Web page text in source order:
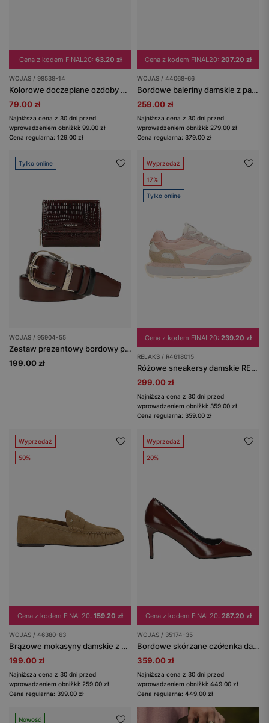
Cena z kodem FINAL20: 63.20 zł
WOJAS / 98538-14
Kolorowe doczepiane ozdoby w formie kryształków
79.00 zł
Najniższa cena z 30 dni przed
wprowadzeniem obniżki: 99.00 zł
Cena regularna: 129.00 zł
Cena z kodem FINAL20: 207.20 zł
WOJAS / 44068-66
Bordowe baleriny damskie z paskiem i ozdobną klamrą
259.00 zł
Najniższa cena z 30 dni przed
wprowadzeniem obniżki: 279.00 zł
Cena regularna: 379.00 zł
Tylko online
WOJAS / 95904-55
Zestaw prezentowy bordowy portfel i dwustronny bordowo-czarny pasek
199.00 zł
Wyprzedaż
17%
Tylko online
Cena z kodem FINAL20: 239.20 zł
RELAKS / R4618015
Różowe sneakersy damskie RELAKS
299.00 zł
Najniższa cena z 30 dni przed
wprowadzeniem obniżki: 359.00 zł
Cena regularna: 359.00 zł
Wyprzedaż
50%
Cena z kodem FINAL20: 159.20 zł
WOJAS / 46380-63
Brązowe mokasyny damskie z dwoiny
199.00 zł
Najniższa cena z 30 dni przed
wprowadzeniem obniżki: 259.00 zł
Cena regularna: 399.00 zł
Wyprzedaż
20%
Cena z kodem FINAL20: 287.20 zł
WOJAS / 35174-35
Bordowe skórzane czółenka damskie na szpilce
359.00 zł
Najniższa cena z 30 dni przed
wprowadzeniem obniżki: 449.00 zł
Cena regularna: 449.00 zł
Nowość